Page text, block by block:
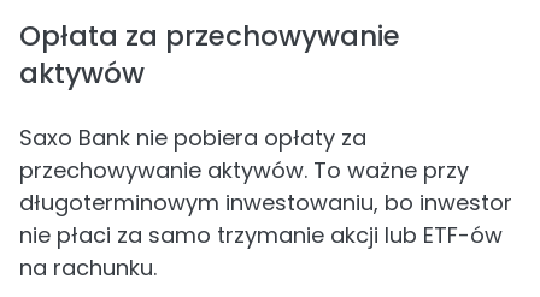
Opłata za przechowywanie
aktywów
Saxo Bank nie pobiera opłaty za
przechowywanie aktywów. To ważne przy
długoterminowym inwestowaniu, bo inwestor
nie płaci za samo trzymanie akcji lub ETF-ów
na rachunku.